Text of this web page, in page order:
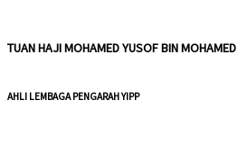
TUAN HAJI MOHAMED YUSOF BIN
AHLI LEMBAGA PENGARAH YIPP